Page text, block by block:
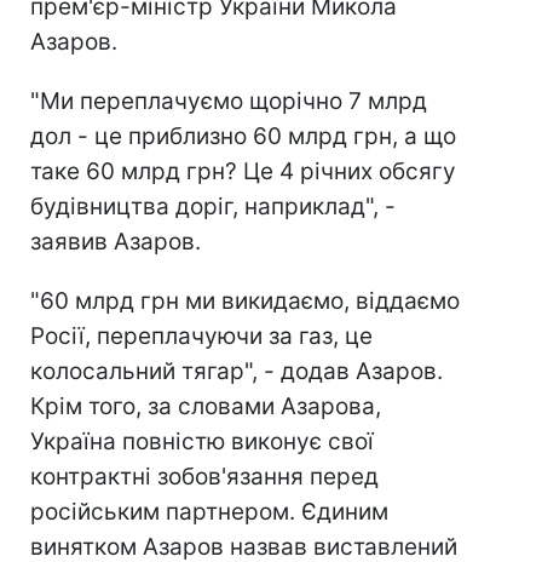
прем'єр-міністр України Микола
Азаров.
"Ми переплачуємо щорічно 7 млрд
дол - це приблизно 60 млрд грн, а що
таке 60 млрд грн? Це 4 річних обсягу
будівництва доріг, наприклад", -
заявив Азаров.
"60 млрд грн ми викидаємо, віддаємо
Росії, переплачуючи за газ, це
колосальний тягар", - додав Азаров.
Крім того, за словами Азарова,
Україна повністю виконує свої
контрактні зобов'язання перед
російським партнером. Єдиним
винятком Азаров назвав виставлений